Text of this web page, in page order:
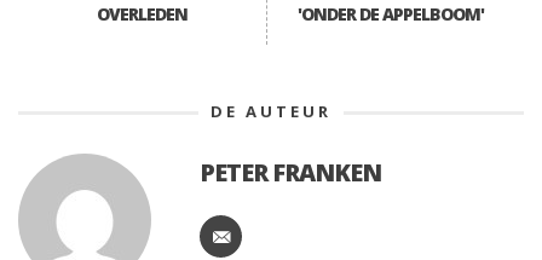
OVERLEDEN
'ONDER DE APPELBOOM'
DE AUTEUR
PETER FRANKEN